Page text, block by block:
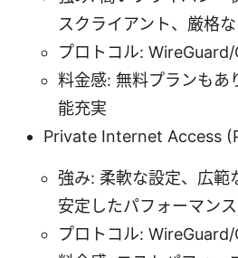
スクライアント、厳格
プロトコル:
料金感: 無料プランもあ
能充実
Private Internet Access
強み: 柔軟な設定、広範
安定したパフォーマンス
プロトコル: